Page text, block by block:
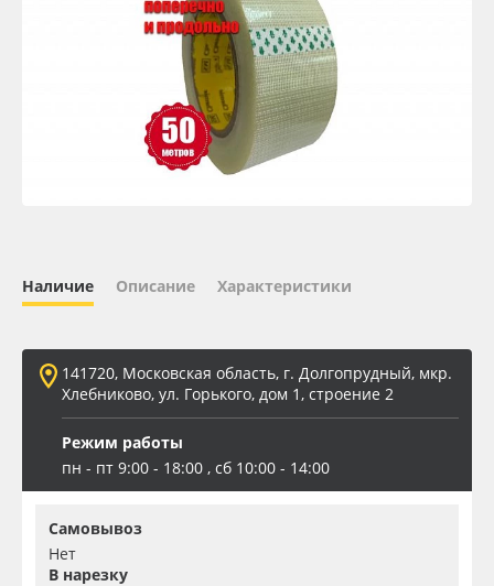
Плёнка монтажная Oratape
Баннер
Заготовки для сувениров
Наличие Описание Характеристики
141720, Московская область, г. Долгопрудный, мкр.
Хлебниково, ул. Горького, дом 1, строение 2
Режим работы
пн - пт 9:00 - 18:00 , сб 10:00 - 14:00
Самовывоз
Нет
В нарезку